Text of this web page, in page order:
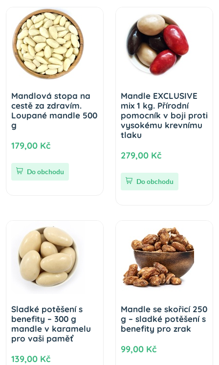
Mandlová stopa na
cestě za zdravím.
Loupané mandle 500
g
179,00 Kč
Do obchodu
Mandle EXCLUSIVE
mix 1 kg. Přírodní
pomocník v boji proti
vysokému krevnímu
tlaku
279,00 Kč
Do obchodu
Sladké potěšení s
benefity – 300 g
mandle v karamelu
pro vaši paměť
139,00 Kč
Mandle se skořicí 250
g – sladké potěšení s
benefity pro zrak
99,00 Kč